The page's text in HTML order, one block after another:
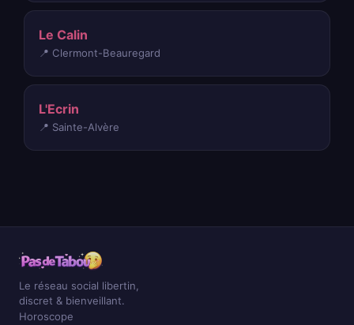
Le Calin
📍 Clermont-Beauregard
L'Ecrin
📍 Sainte-Alvère
Le réseau social libertin,
discret & bienveillant.
Horoscope